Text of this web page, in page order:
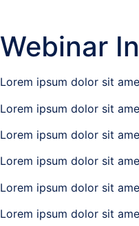
Webinar
Lorem ipsum dolor sit
Lorem ipsum dolor sit
Lorem ipsum dolor sit
Lorem ipsum dolor sit
Lorem ipsum dolor sit
Lorem ipsum dolor sit